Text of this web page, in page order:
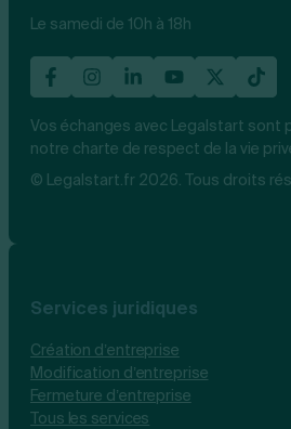
Le samedi de 10h à 18h
Vos échanges avec Legalstart sont
notre charte de respect de la vie
© Legalstart.fr 2026. Tous droits
Services juridiques
Création d’entreprise
Modification d’entreprise
Fermeture d’entreprise
Tous les services